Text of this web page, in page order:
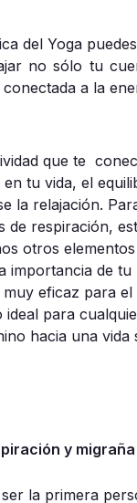
del Yoga
no sólo tu
a la
que te
en tu vida, el
la relajación.
de respiración,
otros
importancia de tu
muy eficaz para el
ideal para
hacia una vida
y
ser la primera